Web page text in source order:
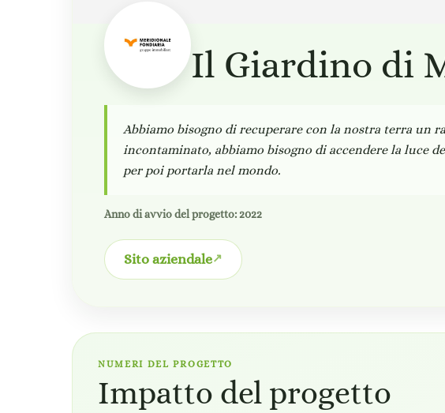
Il Giardino di
Abbiamo bisogno di recuperare con la nostra terra un
incontaminato, abbiamo bisogno di accendere la luce
per poi portarla nel mondo.
Anno di avvio del progetto: 2022
Sito aziendale
NUMERI DEL PROGETTO
Impatto del progetto